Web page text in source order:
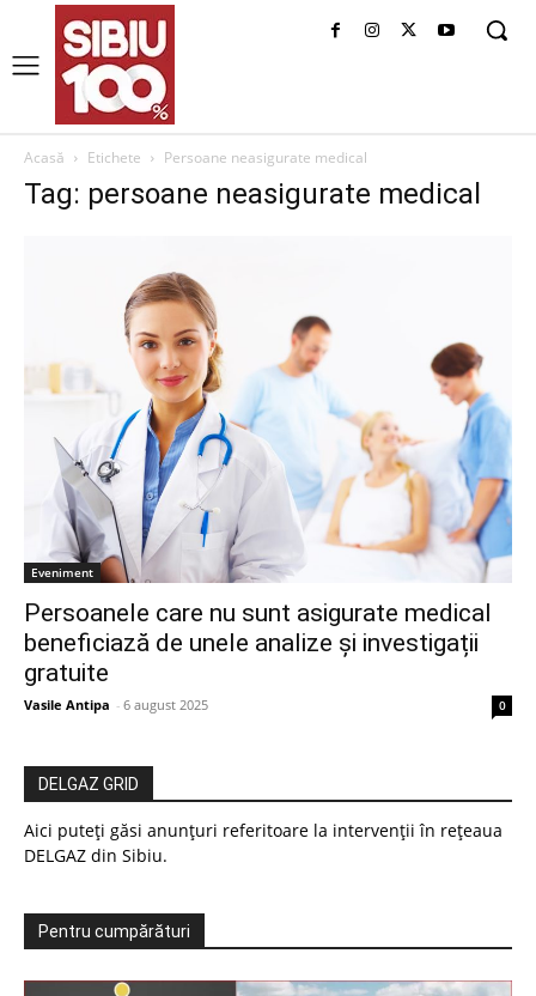
Acasă Etichete Persoane neasigurate medical
Tag: persoane neasigurate medical
Eveniment
Persoanele care nu sunt asigurate medical
beneficiază de unele analize și investigații
gratuite
Vasile Antipa - 6 august 2025 0
DELGAZ GRID
Aici puteți găsi anunțuri referitoare la intervenții în rețeaua
DELGAZ din Sibiu.
Pentru cumpărături